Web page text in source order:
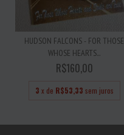
HUDSON FALCONS - FOR THOSE
WHOSE HEARTS...
R$160,00
3 x de R$53,33 sem juros